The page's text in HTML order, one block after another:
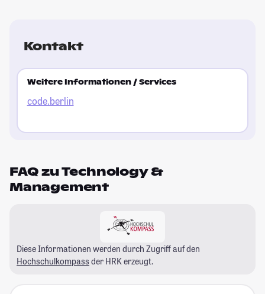
Kontakt
Weitere Informationen / Services
code.berlin
FAQ zu Technology &
Management
Diese Informationen werden durch Zugriff auf den
Hochschulkompass der HRK erzeugt.